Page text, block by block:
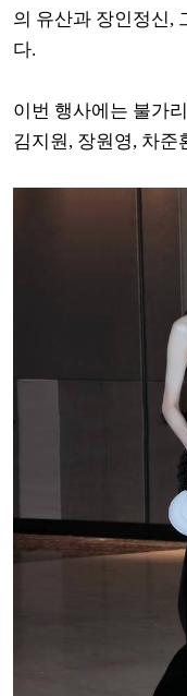
의 유산과 장인정신,
다.
이번 행사에는 불가
김지원, 장원영, 차준